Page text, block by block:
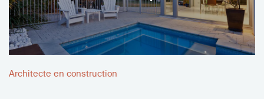
Architecte en construction